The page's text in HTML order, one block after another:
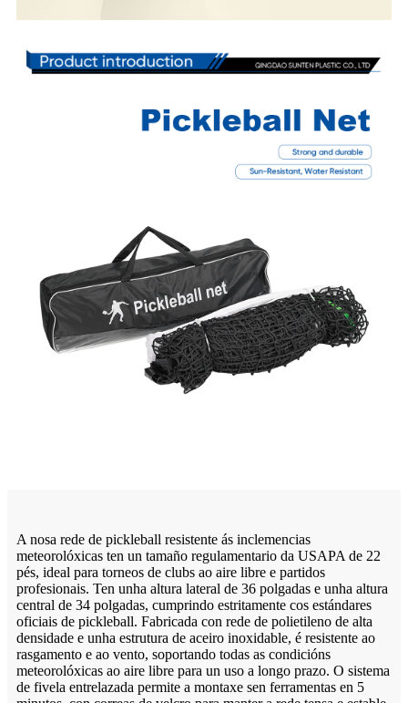
A nosa rede de pickleball resistente ás inclemencias
meteorolóxicas ten un tamaño regulamentario da USAPA de 22
pés, ideal para torneos de clubs ao aire libre e partidos
profesionais. Ten unha altura lateral de 36 polgadas e unha altura
central de 34 polgadas, cumprindo estritamente cos estándares
oficiais de pickleball. Fabricada con rede de polietileno de alta
densidade e unha estrutura de aceiro inoxidable, é resistente ao
rasgamento e ao vento, soportando todas as condicións
meteorolóxicas ao aire libre para un uso a longo prazo. O sistema
de fivela entrelazada permite a montaxe sen ferramentas en 5